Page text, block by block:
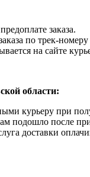
заказа.
по трек-
на сайте
области:
курьеру при
подошло после
доставки